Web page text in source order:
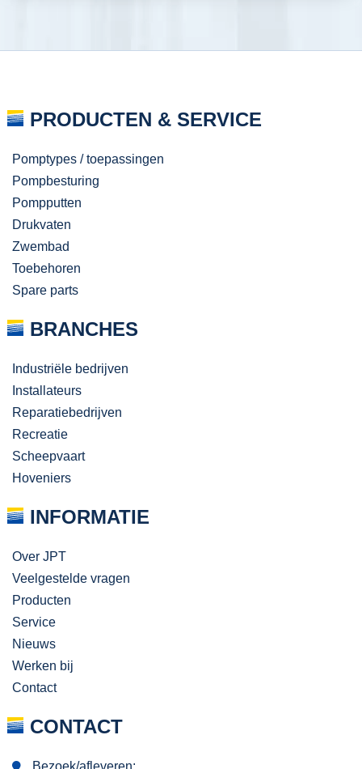
PRODUCTEN & SERVICE
Pomptypes / toepassingen
Pompbesturing
Pompputten
Drukvaten
Zwembad
Toebehoren
Spare parts
BRANCHES
Industriële bedrijven
Installateurs
Reparatiebedrijven
Recreatie
Scheepvaart
Hoveniers
INFORMATIE
Over JPT
Veelgestelde vragen
Producten
Service
Nieuws
Werken bij
Contact
CONTACT
Bezoek/afleveren: